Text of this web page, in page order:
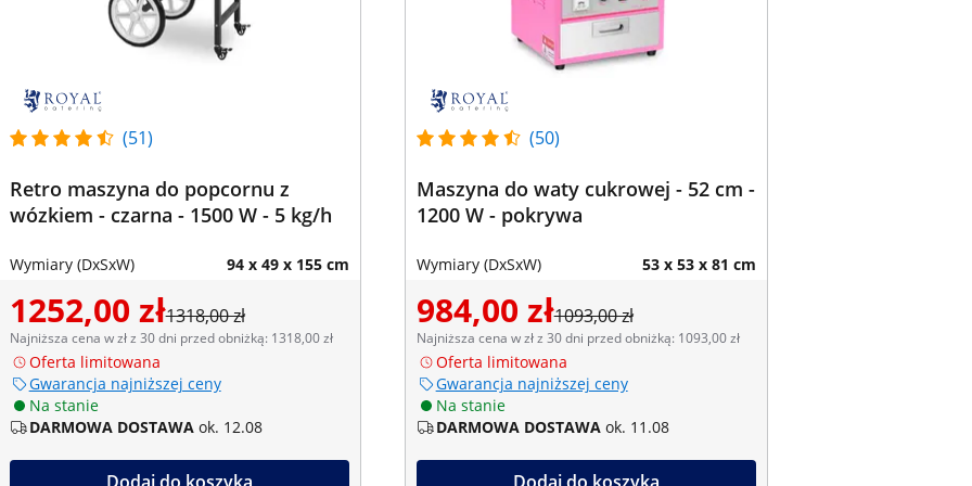
(51)
Retro maszyna do popcornu z
wózkiem - czarna - 1500 W - 5 kg/h
Wymiary (DxSxW) 94 x 49 x 155 cm
1252,00 zł1318,00 zł
Najniższa cena w zł z 30 dni przed obniżką: 1318,00 zł
Oferta limitowana
Gwarancja najniższej ceny
Na stanie
DARMOWA DOSTAWA ok. 12.08
(50)
Maszyna do waty cukrowej - 52 cm -
1200 W - pokrywa
Wymiary (DxSxW) 53 x 53 x 81 cm
984,00 zł1093,00 zł
Najniższa cena w zł z 30 dni przed obniżką: 1093,00 zł
Oferta limitowana
Gwarancja najniższej ceny
Na stanie
DARMOWA DOSTAWA ok. 11.08